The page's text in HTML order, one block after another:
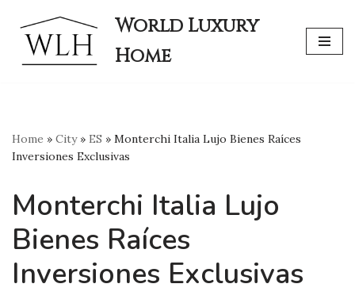
Skip
to
World Luxury
Home
Home » City» ES » Monterchi Italia Lujo Bienes Raíces
Inversiones Exclusivas
Monterchi Italia Lujo
Bienes Raíces
Inversiones Exclusivas